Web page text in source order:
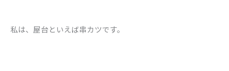
私は、屋台といえば串カツです。